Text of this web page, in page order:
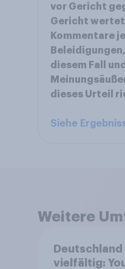
vor Gericht
Gericht
Kommentare
diesem Fall
dieses Urteil
Siehe
Weitere
vielfältig: